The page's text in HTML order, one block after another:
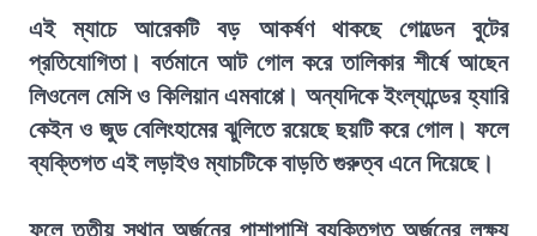
এই ম্যাচে আরেকটি বড় আকর্ষণ থাকছে গোল্ডেন বুটের
প্রতিযোগিতা। বর্তমানে আট গোল করে তালিকার শীর্ষে আছেন
লিওনেল মেসি ও কিলিয়ান এমবাপ্পে। অন্যদিকে ইংল্যান্ডের হ্যারি
কেইন ও জুড বেলিংহামের ঝুলিতে রয়েছে ছয়টি করে গোল। ফলে
ব্যক্তিগত এই লড়াইও ম্যাচটিকে বাড়তি গুরুত্ব এনে দিয়েছে।
ফলে তৃতীয় স্থান অর্জনের পাশাপাশি ব্যক্তিগত অর্জনের লক্ষ্য